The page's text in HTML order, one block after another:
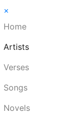
×
Home
Artists
Verses
Songs
Novels